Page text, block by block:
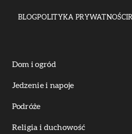
BLOGPOLITYKA PRYWATNOŚCI
Dom i ogród
Jedzenie i napoje
Podróże
Religia i duchowość